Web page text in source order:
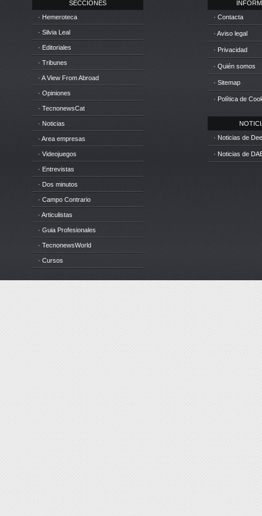
SECCIONES
· Hemeroteca
· Silvia Leal
· Editoriales
· Tribunes
· A View From Abroad
· Opiniones
· TecnonewsCat
· Noticias
· Area empresas
· Videojuegos
· Entrevistas
· Dos minutos
· Campo Contrario
· Articulistas
· Guia Profesionales
· TecnonewsWorld
· Cursos
· Contacta
· Aviso legal
· Privacidad
· Quién somos
· Sitemap
· Política de
· Noticias de
· Noticias de